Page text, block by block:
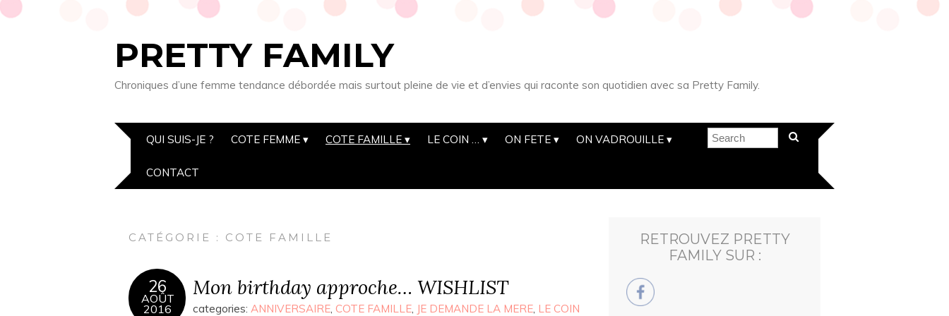
PRETTY FAMILY
Chroniques d’une femme tendance débordée mais surtout pleine de vie et d’envies qui raconte son quotidien avec sa Pretty Family.
QUI SUIS-JE ? COTE FEMME COTE FAMILLE LE COIN … ON FETE ON VADROUILLE
CONTACT
CATÉGORIE : COTE FAMILLE
26
AOÛT
2016
Mon birthday approche… WISHLIST
categories: ANNIVERSAIRE, COTE FAMILLE, JE DEMANDE LA MERE, LE COIN
RETROUVEZ PRETTY
FAMILY SUR :